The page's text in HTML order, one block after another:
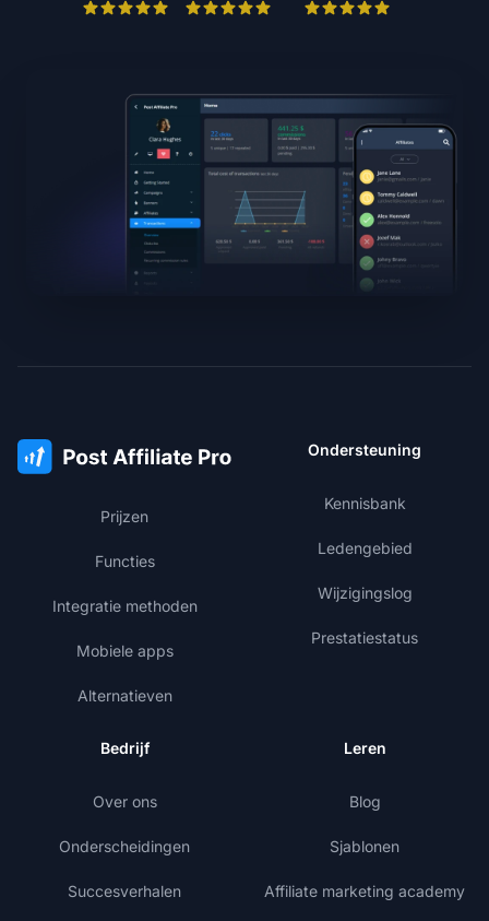
Prijzen
Functies
Integratie methoden
Mobiele apps
Alternatieven
Ondersteuning
Kennisbank
Ledengebied
Wijzigingslog
Prestatiestatus
Bedrijf
Over ons
Onderscheidingen
Succesverhalen
Leren
Blog
Sjablonen
Affiliate marketing academy